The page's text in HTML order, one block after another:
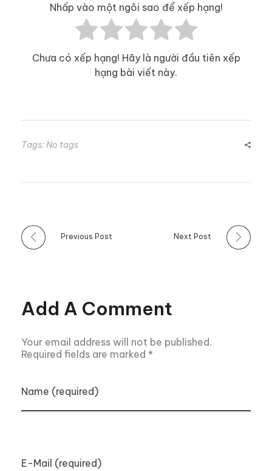
Nhấp vào một ngôi sao để xếp hạng!
Chưa có xếp hạng! Hãy là người đầu tiên xếp
hạng bài viết này.
Tags: No tags
Previous Post Next Post
Add A Comment
Your email address will not be published.
Required fields are marked *
Name (required)
E-Mail (required)